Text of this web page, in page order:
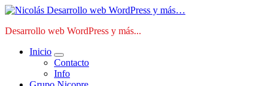
Saltar
contenido
Desarrollo web WordPress y más...
Inicio
Contacto
Info